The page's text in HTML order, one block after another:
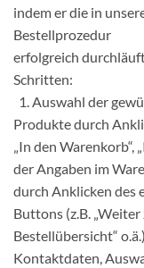
indem er die in
Bestellprozedur
erfolgreich
Schritten:
1. Auswahl der
Produkte durch
„In den Warenkorb“,
der Angaben im
durch Anklicken des
Buttons (z.B. „Weiter
Bestellübersicht“
Kontaktdaten,